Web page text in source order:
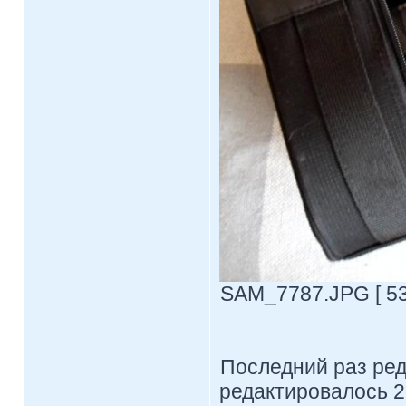
SAM_7787.JPG [
Последний раз
редактировалось